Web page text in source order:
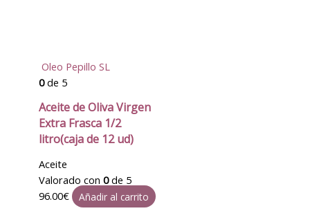
Oleo Pepillo SL
0de 5
Aceite de Oliva Virgen
Extra Frasca 1/2
litro(caja de 12 ud)
Aceite
Valorado con 0de 5
96.00€ Añadir al carrito